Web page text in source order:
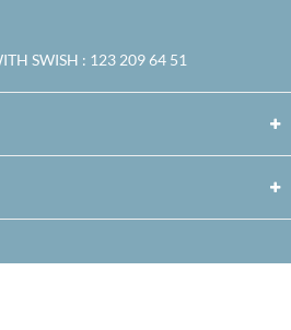
SWISH : 123 209 64 51
YoutubeInstagram